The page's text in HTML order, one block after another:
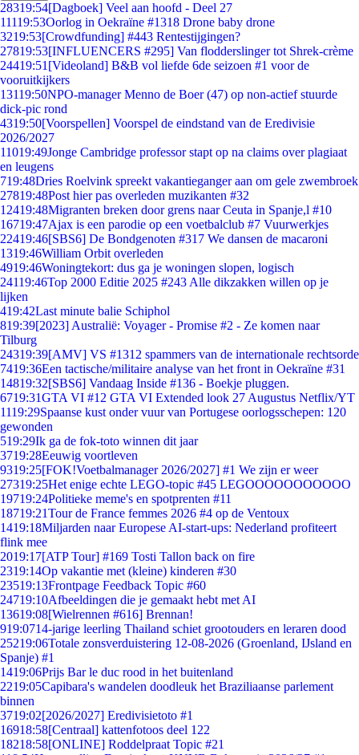
28319:54[Dagboek] Veel aan hoofd - Deel 27
11119:53Oorlog in Oekraïne #1318 Drone baby drone
3219:53[Crowdfunding] #443 Rentestijgingen?
27819:53[INFLUENCERS #295] Van flodderslinger tot Shrek-crème
24419:51 [Videoland] B&B vol liefde 6de seizoen #1 voor de
vooruitkijkers
13119:50NPO-manager Menno de Boer (47) op non-actief stuurde
dick-pic rond
4319:50[Voorspellen] Voorspel de eindstand van de Eredivisie
2026/2027
11019:49Jonge Cambridge professor stapt op na claims over plagiaat
en leugens
719:48Dries Roelvink spreekt vakantieganger aan om gele zwembroek
27819:48Post hier pas overleden muzikanten #32
12419:48Migranten breken door grens naar Ceuta in Spanje,l #10
16719:47Ajax is een parodie op een voetbalclub #7 Vuurwerkjes
22419:46[SBS6] De Bondgenoten #317 We dansen de macaroni
1319:46William Orbit overleden
4919:46Woningtekort: dus ga je woningen slopen, logisch
24119:46Top 2000 Editie 2025 #243 Alle dikzakken willen op je
lijken
419:42Last minute balie Schiphol
819:39[2023] Australië: Voyager - Promise #2 - Ze komen naar
Tilburg
24319:39[AMV] VS #1312 spammers van de internationale rechtsorde
7419:36Een tactische/militaire analyse van het front in Oekraïne #31
14819:32[SBS6] Vandaag Inside #136 - Boekje pluggen.
6719:31GTA VI #12 GTA VI Extended look 27 Augustus Netflix/YT
1119:29Spaanse kust onder vuur van Portugese oorlogsschepen: 120
gewonden
519:29Ik ga de fok-toto winnen dit jaar
3719:28Eeuwig voortleven
9319:25[FOK!Voetbalmanager 2026/2027] #1 We zijn er weer
27319:25Het enige echte LEGO-topic #45 LEGOOOOOOOOOOO
19719:24Politieke meme's en spotprenten #11
18719:21Tour de France femmes 2026 #4 op de Ventoux
1419:18Miljarden naar Europese AI-start-ups: Nederland profiteert
flink mee
2019:17[ATP Tour] #169 Tosti Tallon back on fire
2319:14Op vakantie met (kleine) kinderen #30
23519:13Frontpage Feedback Topic #60
24719:10Afbeeldingen die je gemaakt hebt met AI
13619:08[Wielrennen #616] Brennan!
919:0714-jarige leerling Thailand schiet grootouders en leraren dood
25219:06Totale zonsverduistering 12-08-2026 (Groenland, IJsland en
Spanje) #1
1419:06Prijs Bar le duc rood in het buitenland
2219:05Capibara's wandelen doodleuk het Braziliaanse parlement
binnen
3719:02[2026/2027] Eredivisietoto #1
16918:58[Centraal] kattenfotoos deel 122
18218:58[ONLINE] Roddelpraat Topic #21